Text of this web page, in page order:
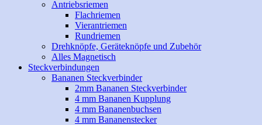
Antriebsriemen
Flachriemen
Vierantriemen
Rundriemen
Drehknöpfe, Geräteknöpfe und Zubehör
Alles Magnetisch
Steckverbindungen
Bananen Steckverbinder
2mm Bananen Steckverbinder
4 mm Bananen Kupplung
4 mm Bananenbuchsen
4 mm Bananenstecker